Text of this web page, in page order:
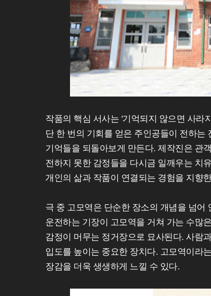
작품의 핵심 서사는 '기억되지 않으면 사라
단 한 번의 기회를 얻은 주인공들이 전하
기억들을 되돌아보게 만든다. 제작진은 관
전하지 못한 감정들을 다시금 일깨우는 치
개인의 삶과 작품이 연결되는 경험을 지향
극 중 고모역은 단순한 장소의 개념을 넘
운전하는 기장이 고모역을 거쳐 가는 수많
감정이 머무는 정거장으로 묘사된다. 사람
입도를 높이는 중요한 장치다. 고모역이라
장감을 더욱 생생하게 느낄 수 있다.